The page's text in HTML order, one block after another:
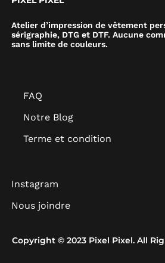
Atelier d’impression de vêtement
sérigraphie, DTG et DTF. Aucune
sans limite de couleurs.
FAQ
Notre Blog
Terme et condition
Instagram
Nous joindre
Copyright © 2023 Pixel Pixel. All